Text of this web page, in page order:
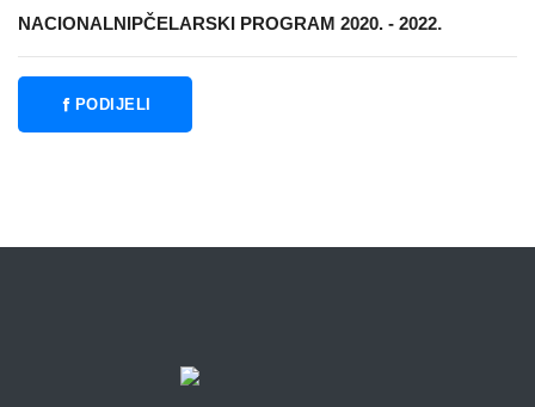
NACIONALNIPČELARSKI PROGRAM 2020. - 2022.
PODIJELI